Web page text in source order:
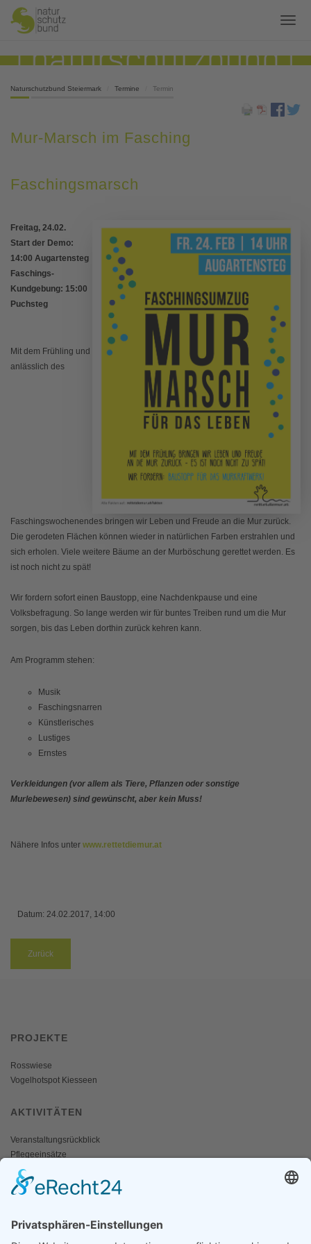
Naturschutzbund Steiermark Termine Termin
Mur-Marsch im Fasching
Faschingsmarsch
Freitag, 24.02.
Start der Demo:
14:00 Augartensteg
Faschings-
Kundgebung: 15:00
Puchsteg
Mit dem Frühling und
anlässlich des
Faschingswochenendes bringen wir Leben und Freude an die Mur zurück.
Die gerodeten Flächen können wieder in natürlichen Farben erstrahlen und
sich erholen. Viele weitere Bäume an der Murböschung gerettet werden. Es
ist noch nicht zu spät!
Wir fordern sofort einen Baustopp, eine Nachdenkpause und eine
Volksbefragung. So lange werden wir für buntes Treiben rund um die Mur
sorgen, bis das Leben dorthin zurück kehren kann.
Am Programm stehen:
Musik
Faschingsnarren
Künstlerisches
Lustiges
Ernstes
Verkleidungen (vor allem als Tiere, Pflanzen oder sonstige
Murlebewesen) sind gewünscht, aber kein Muss!
Nähere Infos unter www.rettetdiemur.at
Datum: 24.02.2017, 14:00
Zurück
PROJEKTE
Rosswiese
Vogelhotspot Kiesseen
AKTIVITÄTEN
Veranstaltungsrückblick
Pflegeeinsätze
AKTIV WERDEN
Mitgliedschaft